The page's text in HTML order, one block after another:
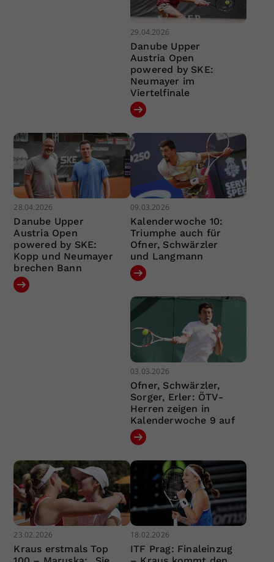
29.04.2026
Danube Upper
Austria Open
powered by SKE:
Neumayer im
Viertelfinale
28.04.2026
Danube Upper
Austria Open
powered by SKE:
Kopp und Neumayer
brechen Bann
09.03.2026
Kalenderwoche 10:
Triumphe auch für
Ofner, Schwärzler
und Langmann
03.03.2026
Ofner, Schwärzler,
Sorger, Erler: ÖTV-
Herren zeigen in
Kalenderwoche 9 auf
23.02.2026
Kraus erstmals Top
18.02.2026
ITF Prag: Finaleinzug